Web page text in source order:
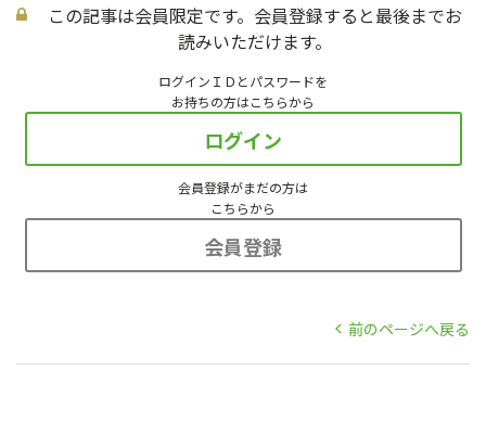
この記事は会員限定です。会員登録すると最後までお
読みいただけます。
ログインＩＤとパスワードを
お持ちの方はこちらから
ログイン
会員登録がまだの方は
こちらから
会員登録
前のページへ戻る